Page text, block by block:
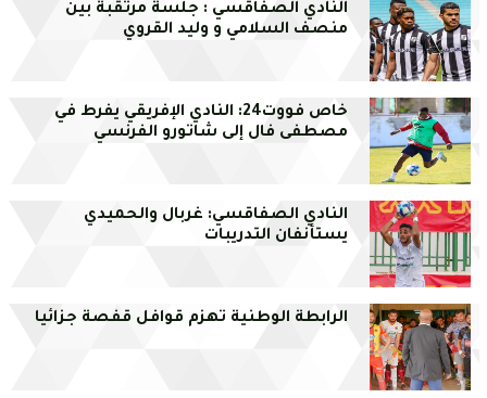
النادي الصفاقسي : جلسة مرتقبة بين
منصف السلامي و وليد القروي
خاص فووت24: النادي الإفريقي يفرط في
مصطفى فال إلى شاتورو الفرنسي
النادي الصفاقسي: غربال والحميدي
يستأنفان التدريبات
الرابطة الوطنية تهزم قوافل قفصة جزائيا